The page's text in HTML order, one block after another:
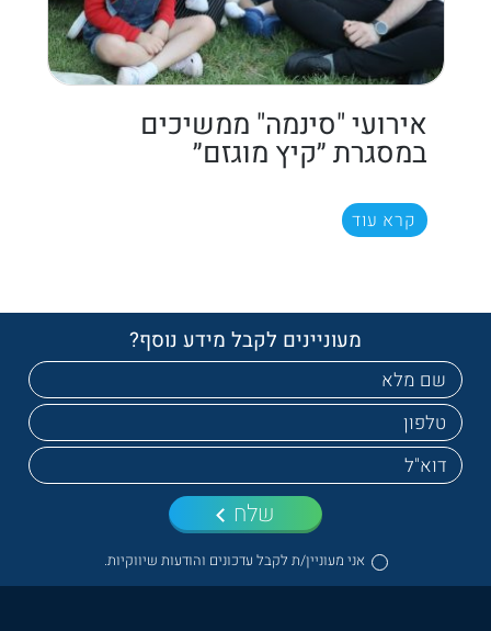
אירועי "סינמה" ממשיכים
במסגרת ״קיץ מוגזם״
קרא עוד
מעוניינים לקבל מידע נוסף?
אני מעוניין/ת לקבל עדכונים והודעות שיווקיות.
שלח